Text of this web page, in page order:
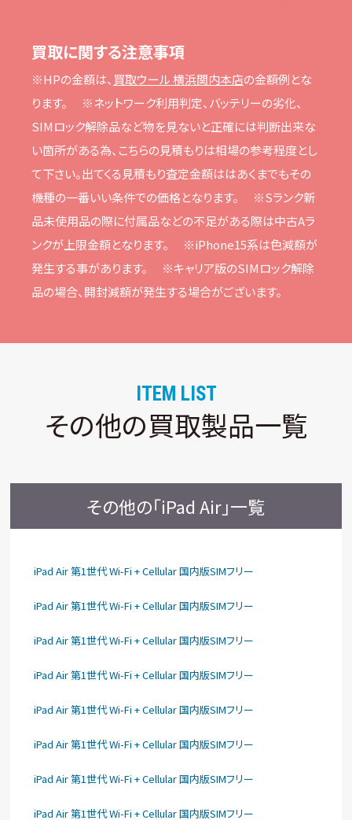
買取に関する注意事項
※HPの⾦額は、 買取ウール 横浜関内本店の⾦額例とな
ります。
※ネットワーク利⽤判定、バッテリーの劣化、
SIMロック解除品など物を⾒ないと正確には判断出来な
い箇所がある為、こちらの⾒積もりは相場の参考程度とし
て下さい。出てくる⾒積もり査定⾦額ははあくまでもその
機種の⼀番いい条件での価格となります。
※Sランク新
品未使⽤品の際に付属品などの不⾜がある際は中古Aラ
ンクが上限⾦額となります。
※iPhone15系は⾊減額が
発⽣する事があります。
※キャリア版のSIMロック解除
品の場合、開封減額が発⽣する場合がございます。
ITEM LIST
その他の買取製品一覧
その他の「iPad Air」一覧
iPad Air 第1世代 Wi-Fi + Cellular 国内版SIMフリー
iPad Air 第1世代 Wi-Fi + Cellular 国内版SIMフリー
iPad Air 第1世代 Wi-Fi + Cellular 国内版SIMフリー
iPad Air 第1世代 Wi-Fi + Cellular 国内版SIMフリー
iPad Air 第1世代 Wi-Fi + Cellular 国内版SIMフリー
iPad Air 第1世代 Wi-Fi + Cellular 国内版SIMフリー
iPad Air 第1世代 Wi-Fi + Cellular 国内版SIMフリー
iPad Air 第1世代 Wi-Fi + Cellular 国内版SIMフリー